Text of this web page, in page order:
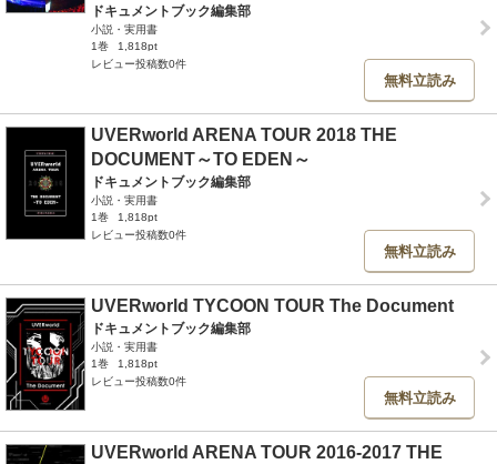
ドキュメントブック編集部
小説・実用書
1巻
1,818pt
レビュー投稿数0件
無料立読み
UVERworld ARENA TOUR 2018 THE
DOCUMENT～TO EDEN～
ドキュメントブック編集部
小説・実用書
1巻
1,818pt
レビュー投稿数0件
無料立読み
UVERworld TYCOON TOUR The Document
ドキュメントブック編集部
小説・実用書
1巻
1,818pt
レビュー投稿数0件
無料立読み
UVERworld ARENA TOUR 2016-2017 THE